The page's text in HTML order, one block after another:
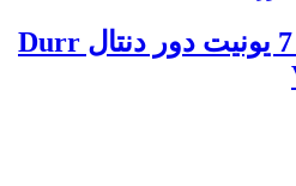
ساکشن مرکزی 3 تا 7 یونیت دور دنتال Durr